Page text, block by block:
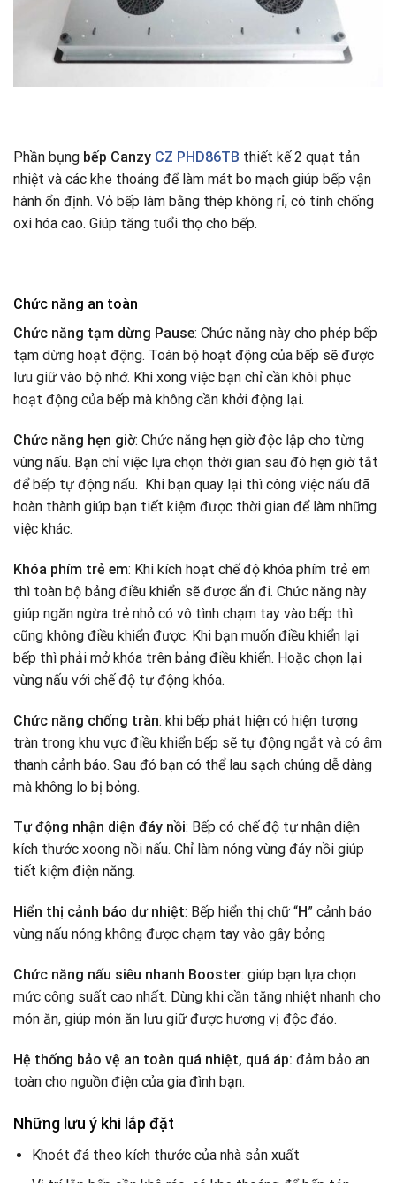
Phần bụng bếp Canzy CZ PHD86TB thiết kế 2 quạt tản
nhiệt và các khe thoáng để làm mát bo mạch giúp bếp vận
hành ổn định. Vỏ bếp làm bằng thép không rỉ, có tính chống
oxi hóa cao. Giúp tăng tuổi thọ cho bếp.
Chức năng an toàn
Chức năng tạm dừng Pause: Chức năng này cho phép bếp
tạm dừng hoạt động. Toàn bộ hoạt động của bếp sẽ được
lưu giữ vào bộ nhớ. Khi xong việc bạn chỉ cần khôi phục
hoạt động của bếp mà không cần khởi động lại.
Chức năng hẹn giờ: Chức năng hẹn giờ độc lập cho từng
vùng nấu. Bạn chỉ việc lựa chọn thời gian sau đó hẹn giờ tắt
để bếp tự động nấu. Khi bạn quay lại thì công việc nấu đã
hoàn thành giúp bạn tiết kiệm được thời gian để làm những
việc khác.
Khóa phím trẻ em: Khi kích hoạt chế độ khóa phím trẻ em
thì toàn bộ bảng điều khiển sẽ được ẩn đi. Chức năng này
giúp ngăn ngừa trẻ nhỏ có vô tình chạm tay vào bếp thì
cũng không điều khiển được. Khi bạn muốn điều khiển lại
bếp thì phải mở khóa trên bảng điều khiển. Hoặc chọn lại
vùng nấu với chế độ tự động khóa.
Chức năng chống tràn: khi bếp phát hiện có hiện tượng
tràn trong khu vực điều khiển bếp sẽ tự động ngắt và có âm
thanh cảnh báo. Sau đó bạn có thể lau sạch chúng dễ dàng
mà không lo bị bỏng.
Tự động nhận diện đáy nồi: Bếp có chế độ tự nhận diện
kích thước xoong nồi nấu. Chỉ làm nóng vùng đáy nồi giúp
tiết kiệm điện năng.
Hiển thị cảnh báo dư nhiệt: Bếp hiển thị chữ “H ” cảnh báo
vùng nấu nóng không được chạm tay vào gây bỏng
Chức năng nấu siêu nhanh Booster: giúp bạn lựa chọn
mức công suất cao nhất. Dùng khi cần tăng nhiệt nhanh cho
món ăn, giúp món ăn lưu giữ được hương vị độc đáo.
Hệ thống bảo vệ an toàn quá nhiệt, quá áp: đảm bảo an
toàn cho nguồn điện của gia đình bạn.
Những lưu ý khi lắp đặt
Khoét đá theo kích thước của nhà sản xuất